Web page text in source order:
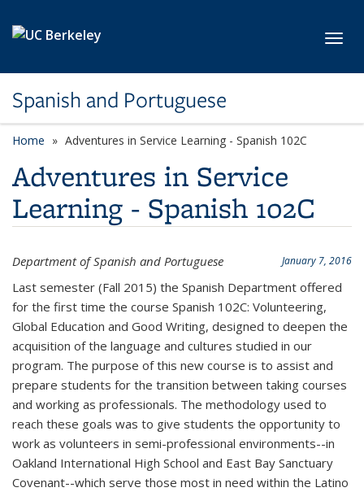
Spanish and Portuguese
Home Adventures in Service Learning - Spanish 102C
Adventures in Service
Learning - Spanish 102C
January 7, 2016
Department of Spanish and Portuguese
Last semester (Fall 2015) the Spanish Department offered
for the first time the course Spanish 102C: Volunteering,
Global Education and Good Writing, designed to deepen the
acquisition of the language and cultures studied in our
program. The purpose of this new course is to assist and
prepare students for the transition between taking courses
and working as professionals. The methodology used to
reach these goals was to give students the opportunity to
work as volunteers in semi-professional environments--in
Oakland International High School and East Bay Sanctuary
Covenant--which serve those most in need within the Latino